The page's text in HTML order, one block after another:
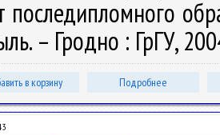
последипломного
– Гродно : ГрГУ,
в корзину Подробнее